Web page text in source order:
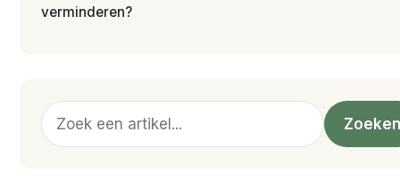
verminderen?
Zoeken
Zoeken